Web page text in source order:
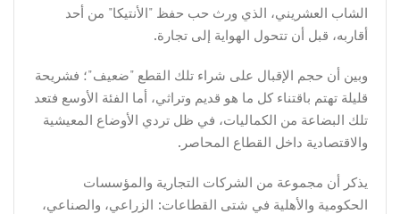
الشاب العشريني، الذي ورث حب حفظ "الأنتيكا" من أحد
أقاربه، قبل أن تتحول الهواية إلى تجارة.
وبين أن حجم الإقبال على شراء تلك القطع "ضعيف"؛ فشريحة
قليلة تهتم باقتناء كل ما هو قديم وتراثي، أما الفئة الأوسع فتعد
تلك البضاعة من الكماليات، في ظل تردي الأوضاع المعيشية
والاقتصادية داخل القطاع المحاصر.
يذكر أن مجموعة من الشركات التجارية والمؤسسات
الحكومية والأهلية في شتى القطاعات: الزراعي، والصناعي،